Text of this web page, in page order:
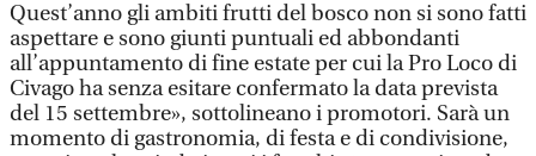
Quest’anno gli ambiti frutti del bosco non si sono fatti
aspettare e sono giunti puntuali ed abbondanti
all’appuntamento di fine estate per cui la Pro Loco di
Civago ha senza esitare confermato la data prevista
del 15 settembre», sottolineano i promotori. Sarà un
momento di gastronomia, di festa e di condivisione,